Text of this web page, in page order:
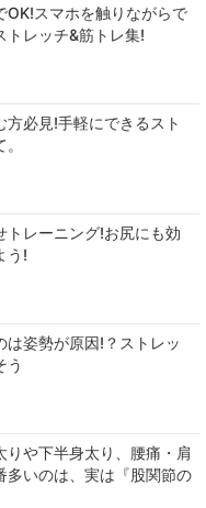
OK!スマホを触りながらで
トレッチ&筋トレ集!
方必見!手軽にできるスト
トレーニング!お尻にも効
う!
は姿勢が原因!？ストレッ
う
りや下半身太り、腰痛・肩
多いのは、実は『股関節の